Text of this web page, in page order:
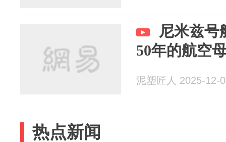
尼米兹号
50年的航空
泥塑匠人 2025-12-
热点新闻